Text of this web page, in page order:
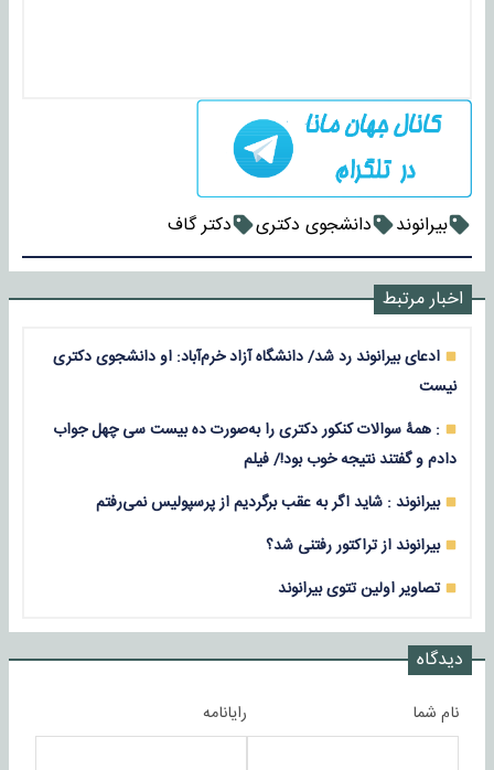
بیرانوند دانشجوی دکتری دکتر گاف
اخبار مرتبط
ادعای بیرانوند رد شد/ دانشگاه آزاد خرم‌آباد: او دانشجوی دکتری
نیست
: همۀ سوالات کنکور دکتری را به‌صورت ده بیست سی چهل جواب
دادم و گفتند نتیجه خوب بود!/ فیلم
بیرانوند : شاید اگر به عقب برگردیم از پرسپولیس نمی‌رفتم
بیرانوند از تراکتور رفتنی شد؟
تصاویر اولین تتوی بیرانوند
دیدگاه
نام شما رایانامه